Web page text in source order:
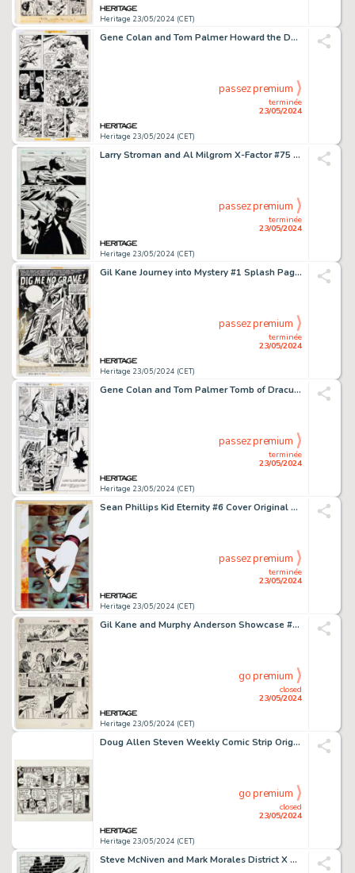
Heritage 23/05/2024 (CET)
Gene Colan and Tom Palmer Howard the Duck #24 Story Page 10 Original Art (Marvel, 1978).
Heritage 23/05/2024 (CET)
terminée
23/05/2024
passez premium
Larry Stroman and Al Milgrom X-Factor #75 Story Page 13 Original Art (Marvel, 1991).
Heritage 23/05/2024 (CET)
terminée
23/05/2024
passez premium
Gil Kane Journey into Mystery #1 Splash Page 1 Original Art (Marvel, 1972).
Heritage 23/05/2024 (CET)
terminée
23/05/2024
passez premium
Gene Colan and Tom Palmer Tomb of Dracula #52 Story Page 14 Original Art (Marvel, 1976).
Heritage 23/05/2024 (CET)
terminée
23/05/2024
passez premium
Sean Phillips Kid Eternity #6 Cover Original Art (DC/Vertigo, 1993).
Heritage 23/05/2024 (CET)
terminée
23/05/2024
passez premium
Gil Kane and Murphy Anderson Showcase #36 Story Page 2 Original Art (DC, 1962).
Heritage 23/05/2024 (CET)
closed
23/05/2024
go premium
Doug Allen Steven Weekly Comic Strip Original Art (Krupp Syndicate, 1987).
Heritage 23/05/2024 (CET)
closed
23/05/2024
go premium
Steve McNiven and Mark Morales District X #5 Cover Original Art (Marvel, 2004).